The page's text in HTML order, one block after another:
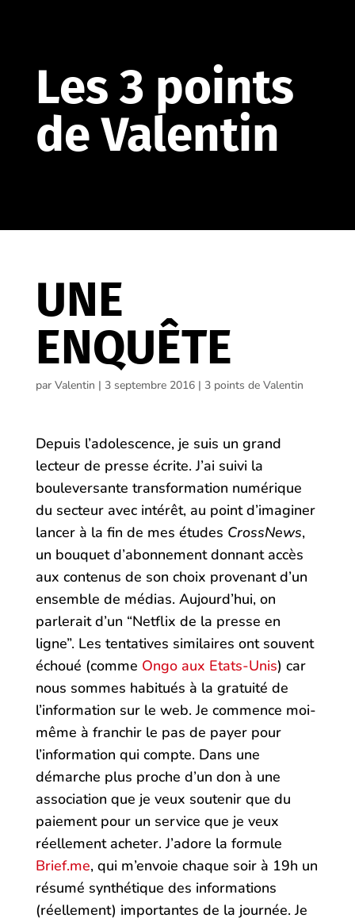
Les 3 points
de Valentin
UNE
ENQUÊTE
par Valentin | 3 septembre 2016| 3 points de Valentin
Depuis l’adolescence, je suis un grand
lecteur de presse écrite. J’ai suivi la
bouleversante transformation numérique
du secteur avec intérêt, au point d’imaginer
lancer à la fin de mes études CrossNews,
un bouquet d’abonnement donnant accès
aux contenus de son choix provenant d’un
ensemble de médias. Aujourd’hui, on
parlerait d’un “Netflix de la presse en
ligne”. Les tentatives similaires ont souvent
échoué (comme Ongo aux Etats-Unis) car
nous sommes habitués à la gratuité de
l’information sur le web. Je commence moi-
même à franchir le pas de payer pour
l’information qui compte. Dans une
démarche plus proche d’un don à une
association que je veux soutenir que du
paiement pour un service que je veux
réellement acheter. J’adore la formule
Brief.me, qui m’envoie chaque soir à 19h un
résumé synthétique des informations
(réellement) importantes de la journée. Je